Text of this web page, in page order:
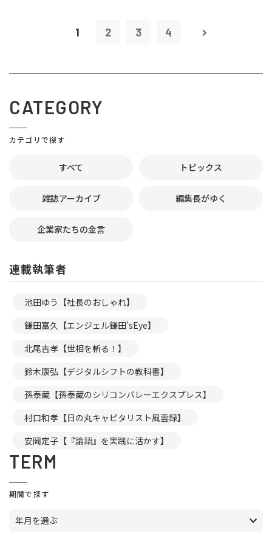
1 2 3 4
CATEGORY
カテゴリで探す
すべて トピックス
雑誌アーカイブ 編集長がゆく
企業家たちの金言
連載執筆者
池田ゆう【社長のおしゃれ】
鎌田富久【エンジェル鎌田’sEye】
北尾吉孝【世相を斬る！】
鈴木康弘【デジタルシフトの教科書】
孫泰蔵【孫泰蔵のシリコンバレーエクスプレス】
村口和孝【日の丸キャピタリスト風雲録】
安岡定子【『論語』を実践に活かす】
TERM
期間で探す
年月を選ぶ